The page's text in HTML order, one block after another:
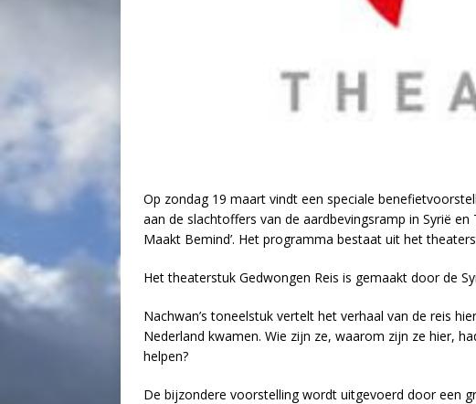
Op zondag 19 maart vindt een speciale
aan de slachtoffers van de aardbevingsramp in Syrië
Maakt Bemind’. Het programma bestaat uit het
Het theaterstuk Gedwongen Reis is gemaakt door de
Nachwan’s toneelstuk vertelt het verhaal van de reis
Nederland kwamen. Wie zijn ze, waarom zijn ze hier,
helpen?
De bijzondere voorstelling wordt uitgevoerd door een